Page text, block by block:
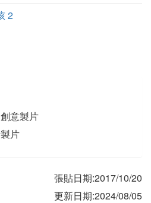
2
意製片
片
張貼日期:2017/10/20
更新日期:2024/08/05